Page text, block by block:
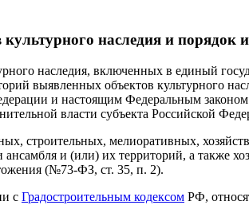
наследия и порядок
наследия, включенных в единый
выявленных объектов культурного
и настоящим Федеральным
власти субъекта Российской
строительных, мелиоративных,
и (или) их территорий, а также
(№73-ФЗ, ст. 35, п. 2).
с Градостроительным кодексом РФ,